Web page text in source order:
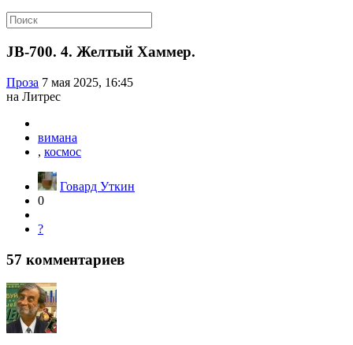
JB-700. 4. Желтый Хаммер.
Проза 7 мая 2025, 16:45
на Литрес
вимана
, космос
Говард Уткин
0
?
57 комментариев